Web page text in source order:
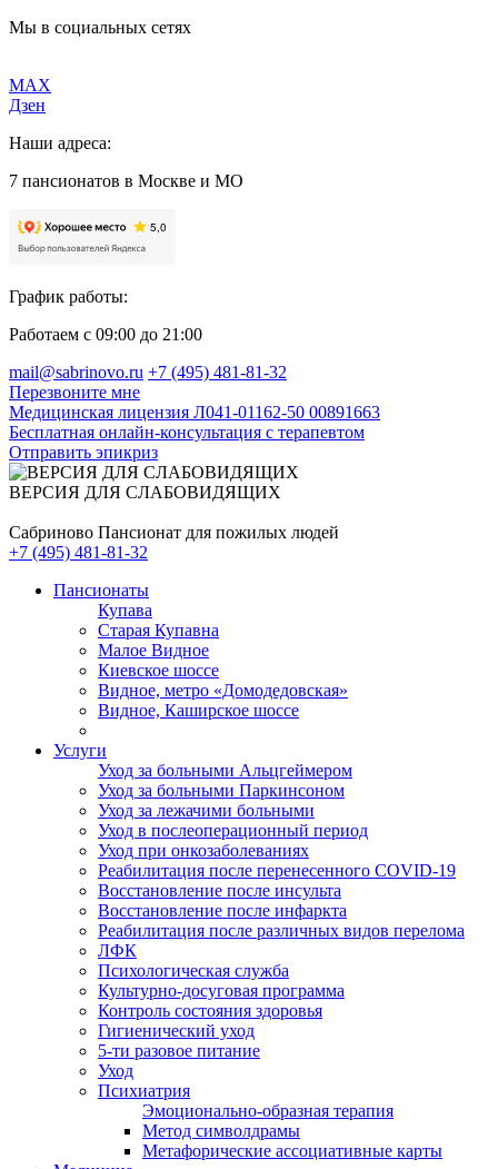
Мы в социальных сетях
MAX
Дзен
Наши адреса:
7 пансионатов в Москве и МО
График работы:
Работаем с 09:00 до 21:00
mail@sabrinovo.ru +7 (495) 481-81-32
Перезвоните мне
Медицинская лицензия Л041-01162-50 00891663
Бесплатная онлайн-консультация с терапевтом
Отправить эпикриз
ВЕРСИЯ ДЛЯ СЛАБОВИДЯЩИХ
Сабриново Пансионат для пожилых людей
+7 (495) 481-81-32
Пансионаты
Купава
Старая Купавна
Малое Видное
Киевское шоссе
Видное, метро «Домодедовская»
Видное, Каширское шоссе
Услуги
Уход за больными Альцгеймером
Уход за больными Паркинсоном
Уход за лежачими больными
Уход в послеоперационный период
Уход при онкозаболеваниях
Реабилитация после перенесенного COVID-19
Восстановление после инсульта
Восстановление после инфаркта
Реабилитация после различных видов перелома
⁠ЛФК
Психологическая служба
Культурно-досуговая программа
Контроль состояния здоровья
Гигиенический уход
5-ти разовое питание
Уход
Психиатрия
Эмоционально-образная терапия
Метод символдрамы
Метафорические ассоциативные карты